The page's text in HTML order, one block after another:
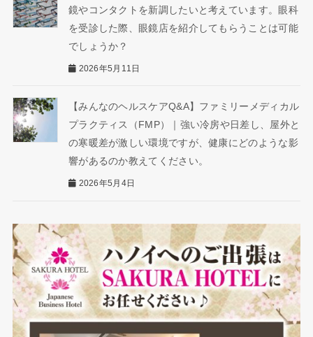
鏡やコンタクトを新調したいと考えています。眼科
を受診した際、眼鏡店を紹介してもらうことは可能
でしょうか？
2026年5月11日
【みんなのヘルスケアQ&A】ファミリーメディカル
プラクティス（FMP）｜強い冷房や日差し、屋外と
の寒暖差が激しい環境ですが、健康にどのような影
響があるのか教えてください。
2026年5月4日